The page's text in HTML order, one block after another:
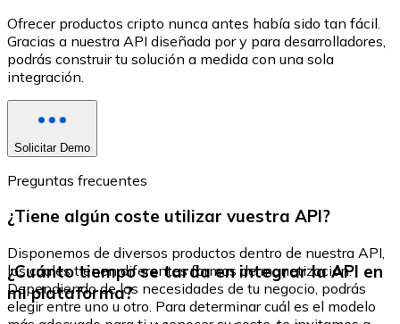
Comprar con tarjeta
Tienda - Tarjetas regalo
Nuevo
Compra tarjetas regalo de tus marcas favoritas con
Ir a la tienda de tarjetas regalo
Ofrecer productos cripto nunca antes había sido tan fácil.
Gracias a nuestra API diseñada por y para desarrolladores,
podrás construir tu solución a medida con una sola
integración.
Solicitar Demo
Preguntas frecuentes
¿Tiene algún coste utilizar vuestra API?
Disponemos de diversos productos dentro de nuestra API,
los cuales tienen diferentes formas de monetización.
Dependiendo de las necesidades de tu negocio, podrás
elegir entre uno u otro. Para determinar cuál es el modelo
¿Cuánto tiempo se tarda en integrar la API en
mi plataforma?